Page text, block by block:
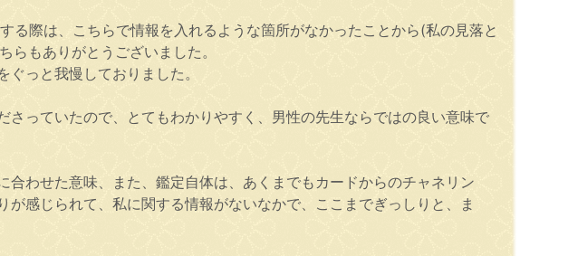
際は、こちらで情報を入れるような箇所がなかったことから(私の見落と
もありがとうございました。
っと我慢しておりました。
っていたので、とてもわかりやすく、男性の先生ならではの良い意味で
わせた意味、また、鑑定自体は、あくまでもカードからのチャネリン
感じられて、私に関する情報がないなかで、ここまでぎっしりと、ま